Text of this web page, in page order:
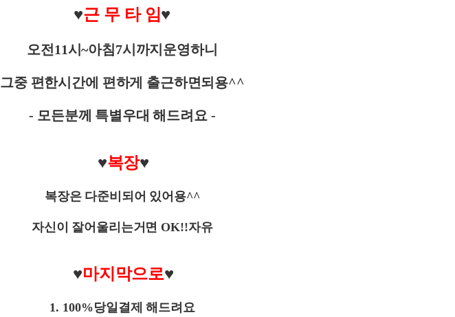
♥근 무 타 임♥
오전11시~아침7시까지운영하니
그중 편한시간에 편하게 출근하면되용^^
- 모든분께 특별우대 해드려요 -
♥복장♥
복장은 다준비되어 있어용^^
자신이 잘어울리는거면 OK!!자유
♥마지막으로♥
1. 100%당일결제 해드려요